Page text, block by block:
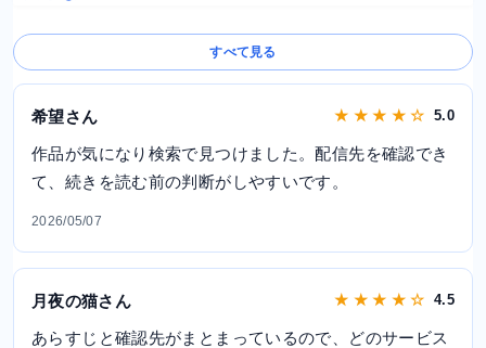
すべて見る
希望さん ★ ★ ★ ★ ☆ 5.0
作品が気になり検索で見つけました。配信先を確認でき
て、続きを読む前の判断がしやすいです。
2026/05/07
月夜の猫さん ★ ★ ★ ★ ☆ 4.5
あらすじと確認先がまとまっているので、どのサービス